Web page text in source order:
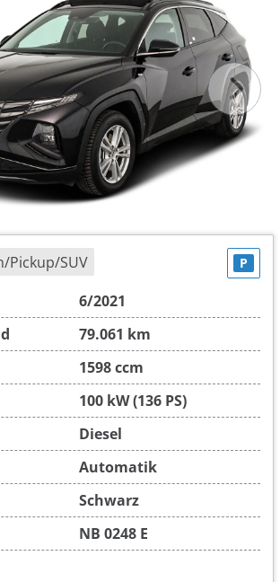
Pickup/SUV P
6/2021
79.061 km
1598 ccm
100 kW (136 PS)
Diesel
Automatik
Schwarz
NB 0248 E